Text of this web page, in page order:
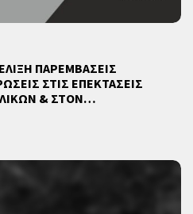
ΠΑΡΕΜΒΑΣΕΙΣ
ΣΤΙΣ ΕΠΕΚΤΑΣΕΙΣ
& ΣΤΟΝ…